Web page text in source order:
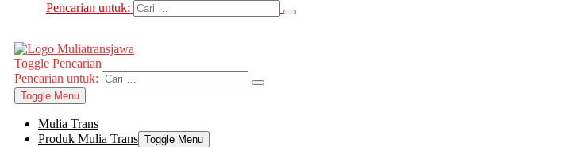
Pencarian untuk:
Toggle Pencarian
Pencarian untuk:
Toggle Menu
Mulia Trans
Produk Mulia Trans Toggle Menu